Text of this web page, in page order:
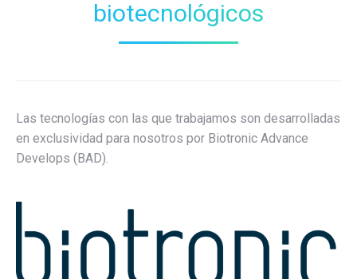
biotecnológicos
Las tecnologías con las que trabajamos son desarrolladas
en exclusividad para nosotros por Biotronic Advance
Develops (BAD).